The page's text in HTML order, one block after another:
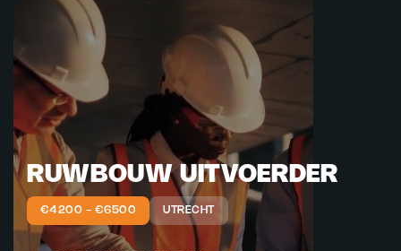
RUWBOUW UITVOERDER
€4200 - €6500 UTRECHT